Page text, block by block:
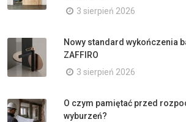
3 sierpień 2026
Nowy standard wykończenia
ZAFFIRO
3 sierpień 2026
O czym pamiętać przed
wyburzeń?